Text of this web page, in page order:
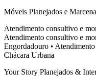
Móveis Planejados e
Atendimento consultivo e
Atendimento consultivo e
Engordadouro •
Chácara Urbana
Your Story Planejados &